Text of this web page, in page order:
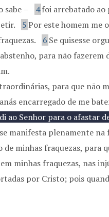
sabe –
4foi arrebatado ao
5Por este homem me
6 Se quisesse
para não
para que não
encarregado de me
ao Senhor para o afastar
manifesta plenamente na
minhas fraquezas, para
minhas fraquezas, nas
por Cristo; pois